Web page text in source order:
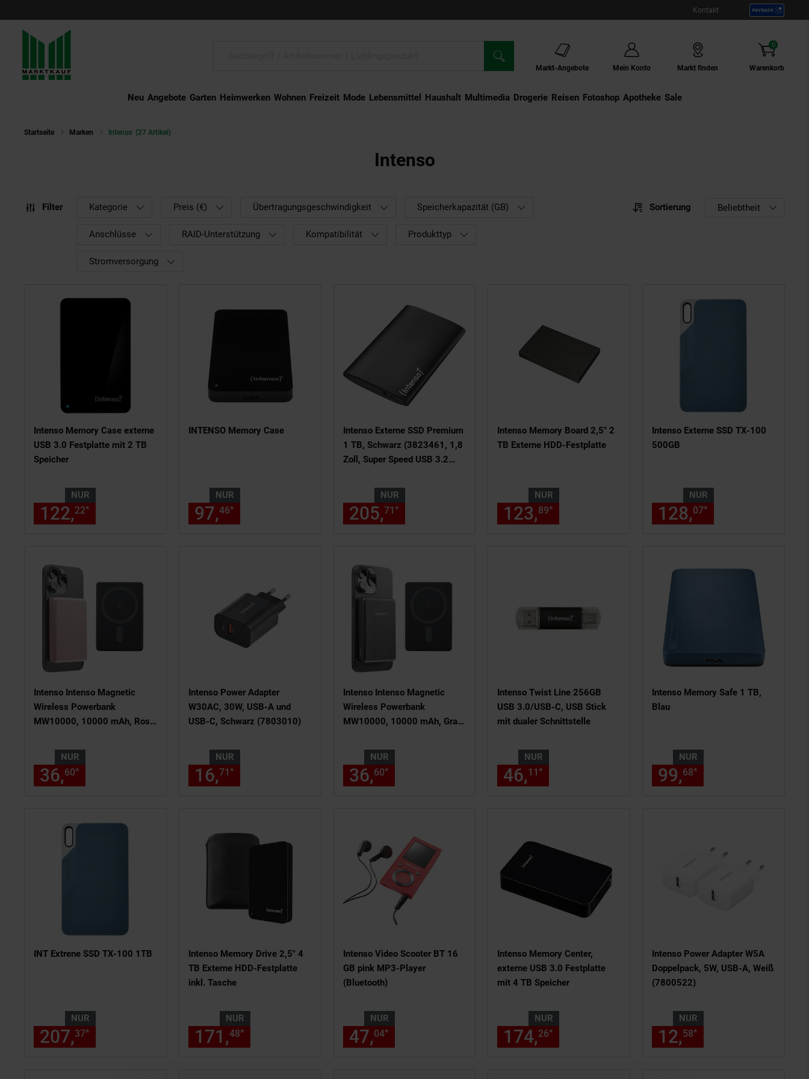
Kontakt
Markt-Angebote Mein Konto Markt finden Warenkorb
0
Artikel
Neu Angebote Garten Heimwerken Wohnen Freizeit Mode Lebensmittel Haushalt Multimedia Drogerie Externer Link:
Reisen Externer Link:
Fotoshop Externer Link:
Apotheke Sale
Startseite Marken Intenso (27 Artikel)
Intenso
Filter Kategorie Preis (€) Übertragungsgeschwindigkeit Speicherkapazität (GB)
Anschlüsse RAID-Unterstützung Kompatibilität Produkttyp
Stromversorgung
Sortierung Beliebtheit
Intenso Memory Case externe
USB 3.0 Festplatte mit 2 TB
Speicher
NUR
122,22* € Sternchen Fußnote, Details am Seitenende
INTENSO Memory Case
NUR
97,46* € Sternchen Fußnote, Details am Seitenende
Intenso Externe SSD Premium
1 TB, Schwarz (3823461, 1,8
Zoll, Super Speed USB 3.2
NUR
205,71* € Sternchen Fußnote, Details am
Intenso Memory Board 2,5" 2
TB Externe HDD-Festplatte
NUR
123,89* € Sternchen
Intenso Externe SSD TX-100
500GB
NUR
128,07*
Intenso Intenso Magnetic
Wireless Powerbank
MW10000, 10000 mAh, Rosé
15W, USB-C PD 20W,
7344033)
NUR
36,60* € Sternchen Fußnote, Details am Seitenende
Intenso Power Adapter
W30AC, 30W, USB-A und
USB-C, Schwarz (7803010)
NUR
16,71* € Sternchen Fußnote, Details am Seitenende
Intenso Intenso Magnetic
Wireless Powerbank
MW10000, 10000 mAh, Grau
15W, USB-C PD 20W,
7344034)
NUR
36,60* € Sternchen Fußnote, Details am
Intenso Twist Line 256GB
USB 3.0/USB-C, USB Stick
mit dualer Schnittstelle
NUR
46,11* € Sternchen Fußnote,
Intenso Memory Safe 1 TB,
Blau
NUR
99,68*
INT Extrene SSD TX-100 1TB
NUR
207,37* € Sternchen Fußnote, Details am Seitenende
Intenso Memory Drive 2,5" 4
TB Externe HDD-Festplatte
inkl. Tasche
NUR
171,48* € Sternchen Fußnote, Details am Seitenende
Intenso Video Scooter BT 16
GB pink MP3-Player
(Bluetooth)
NUR
47,04* € Sternchen Fußnote, Details am
Intenso Memory Center,
externe USB 3.0 Festplatte
mit 4 TB Speicher
NUR
174,26* € Sternchen
Intenso Power Adapter W5A
Doppelpack, 5W, USB-A, Weiß
(7800522)
NUR
12,58*